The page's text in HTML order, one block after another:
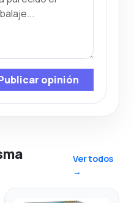
opinión
Ver todos
→